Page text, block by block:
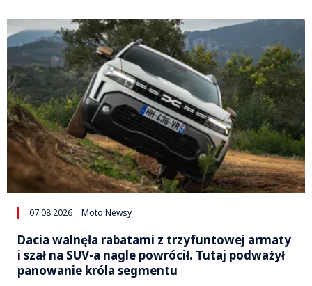
07.08.2026 Moto Newsy
Dacia walnęła rabatami z trzyfuntowej armaty
i szał na SUV-a nagle powrócił. Tutaj podważył
panowanie króla segmentu